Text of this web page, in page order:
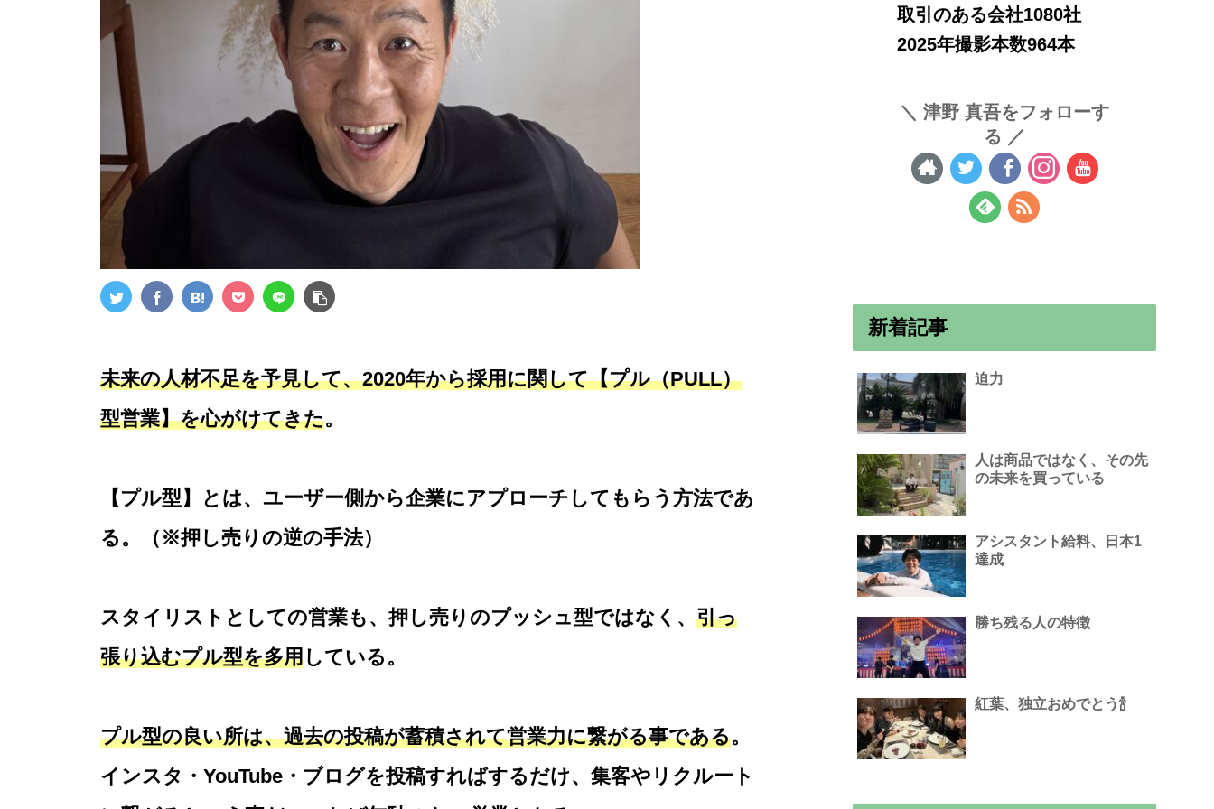
未来の人材不足を予見して、2020年から採用に関して【プル（PULL）
型営業】を心がけてきた。
【プル型】とは、ユーザー側から企業にアプローチしてもらう方法であ
る。（※押し売りの逆の手法）
スタイリストとしての営業も、押し売りのプッシュ型ではなく、 引っ
張り込むプル型を多用している。
プル型の良い所は、過去の投稿が蓄積されて営業力に繋がる事である。
インスタ・YouTube・ブログを投稿すればするだけ、集客やリクルート
取引のある会社1080社
2025年撮影本数964本
津野 真吾をフォローす
る
新着記事
迫力
人は商品ではなく、その先
の未来を買っている
アシスタント給料、日本1
達成
勝ち残る人の特徴
紅葉、独立おめでとう🍾